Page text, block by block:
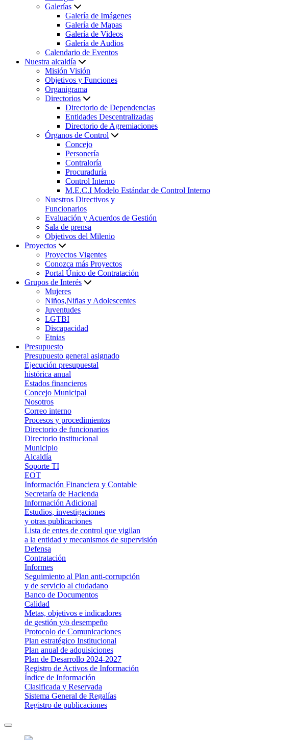
Galerías
Galería de Imágenes
Galería de Mapas
Galería de Videos
Galería de Audios
Calendario de Eventos
Nuestra alcaldía
Misión Visión
Objetivos y Funciones
Organigrama
Directorios
Directorio de Dependencias
Entidades Descentralizadas
Directorio de Agremiaciones
Órganos de Control
Concejo
Personería
Contraloría
Procuraduría
Control Interno
M.E.C.I Modelo Estándar de Control Interno
Nuestros Directivos y
Funcionarios
Evaluación y Acuerdos de Gestión
Sala de prensa
Objetivos del Milenio
Proyectos
Proyectos Vigentes
Conozca más Proyectos
Portal Único de Contratación
Grupos de Interés
Mujeres
Niños,Niñas y Adolescentes
Juventudes
LGTBI
Discapacidad
Etnias
Presupuesto
Presupuesto general asignado
Ejecución presupuestal
histórica anual
Estados financieros
Concejo Municipal
Nosotros
Correo interno
Procesos y procedimientos
Directorio de funcionarios
Directorio institucional
Municipio
Alcaldía
Soporte TI
EOT
Información Financiera y Contable
Secretaría de Hacienda
Información Adicional
Estudios, investigaciones
y otras publicaciones
Lista de entes de control que vigilan
a la entidad y mecanismos de supervisión
Defensa
Contratación
Informes
Seguimiento al Plan anti-corrupción
y de servicio al ciudadano
Banco de Documentos
Calidad
Metas, objetivos e indicadores
de gestión y/o desempeño
Protocolo de Comunicaciones
Plan estratégico Institucional
Plan anual de adquisiciones
Plan de Desarrollo 2024-2027
​Registro de Activos de Información​​
Índice de Información
Clasificada y Reservada
Sistema General de Regalías
Registro de publicaciones